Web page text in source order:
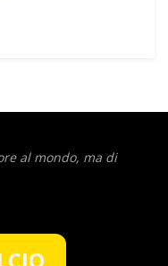
al mondo, ma di